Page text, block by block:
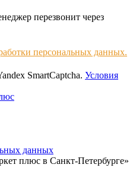
перезвонит через
персональных данных.
SmartCaptcha. Условия
данных
плюс в Санкт-Петербурге»